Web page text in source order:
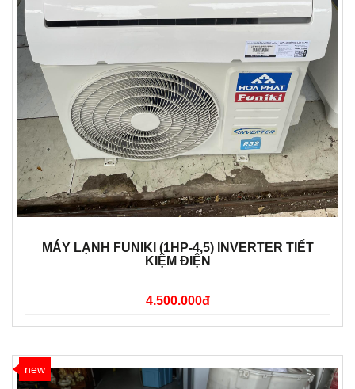
MÁY LẠNH FUNIKI (1HP-4,5) INVERTER TIẾT
KIỆM ĐIỆN
4.500.000đ
new